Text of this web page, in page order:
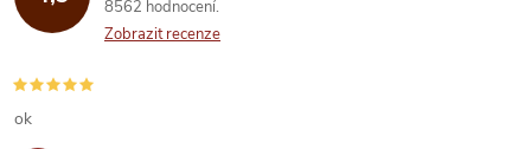
a
c
í
8562 hodnocení
Zobrazit recenze
ok